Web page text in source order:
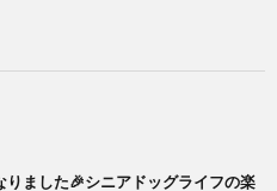
りました🎉シニアドッグライフの楽